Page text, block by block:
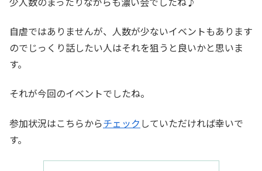
自虐ではありませんが、人数が少ないイベントもあります
のでじっくり話したい人はそれを狙うと良いかと思いま
す。
それが今回のイベントでしたね。
参加状況はこちらからチェック していただければ幸いで
す。